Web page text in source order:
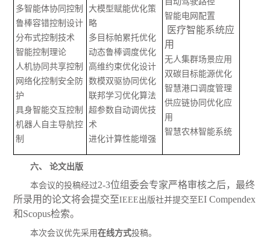
多智能体协同控制
鲁棒容错控制设计
分布式控制技术
智能控制理论
人机协同共享控制
网络化控制安全防
护
具身智能交互控制
机器人自主导航控
制
大模型赋能优化策
略
多目标帕累托优化
动态鲁棒调度优化
高维约束优化设计
数模双驱协同优化
联邦学习优化算法
超参数自动调优技
术
进化计算性能增强
智能电网配置
医疗智能系统应
用
无人集群场景应用
双碳目标能源优化
智慧港口调度管理
供应链协同优化应
用
智慧农林智能系统
六、论文出版
本会议的投稿经过2-3位组委会专家严格审核之后，最终
所录用的论文将会提交至IEEE出版社并提交至EI Compendex
和Scopus检索。
本次会议优先采用在线方式投稿。